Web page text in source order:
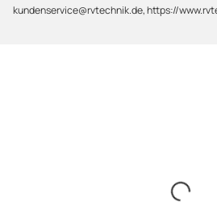
kundenservice@rvtechnik.de, https://